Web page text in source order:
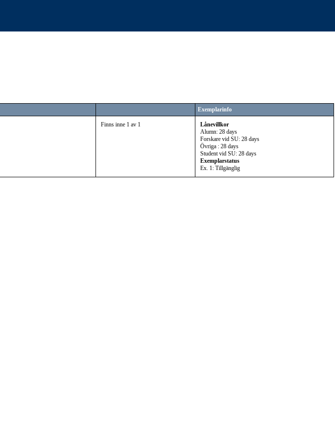
Exemplarinfo
Finns inne 1 av 1
Lånevillkor
Alumn: 28 days
Forskare vid SU: 28 days
Övriga : 28 days
Student vid SU: 28 days
Exemplarstatus
Ex. 1: Tillgänglig